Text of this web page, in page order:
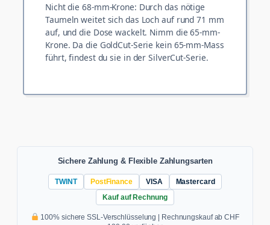
Nicht die 68-mm-Krone: Durch das nötige
Taumeln weitet sich das Loch auf rund 71 mm
auf, und die Dose wackelt. Nimm die 65-mm-
Krone. Da die GoldCut-Serie kein 65-mm-Mass
führt, findest du sie in der SilverCut-Serie.
Sichere Zahlung & Flexible Zahlungsarten
TWINT PostFinance VISA
Mastercard
Kauf auf Rechnung
100% sichere SSL-Verschlüsselung | Rechnungskauf ab CHF